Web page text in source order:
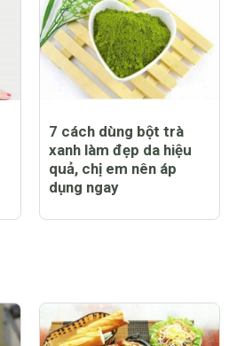
7 cách dùng bột trà
xanh làm đẹp da hiệu
quả, chị em nên áp
dụng ngay